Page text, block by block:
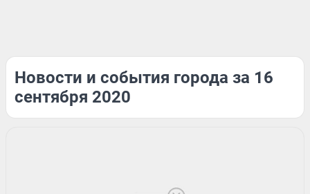
Новости и события города за 16
сентября 2020